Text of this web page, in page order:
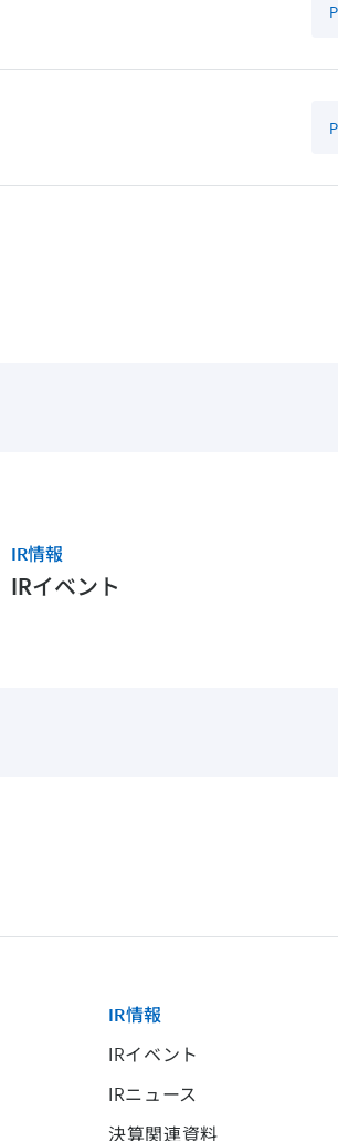
IR情報
IRイベント
IR情報
IRイベント
IRニュース
決算関連資料